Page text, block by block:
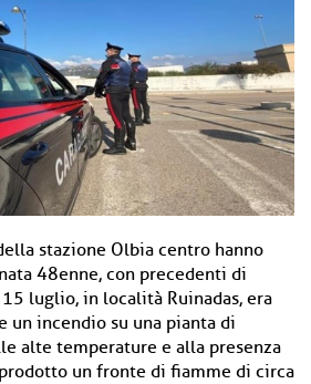
stazione Olbia centro hanno
48enne, con precedenti di
luglio, in località Ruinadas, era
un incendio su una pianta di
alte temperature e alla presenza
un fronte di fiamme di circa